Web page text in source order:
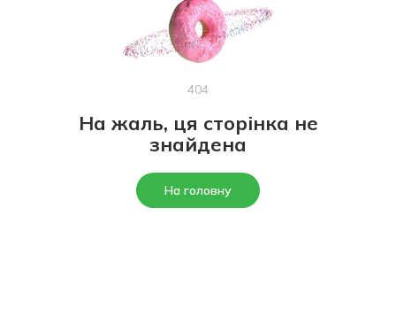
404
На жаль, ця сторінка не
знайдена
На головну